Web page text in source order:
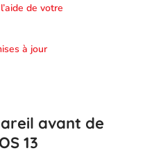
de votre
à jour
avant de
13